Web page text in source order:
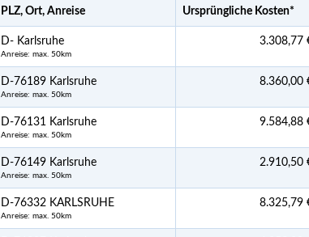
PLZ, Ort, Anreise Ursprüngliche Kosten*
D- Karlsruhe
Anreise: max. 50km
3.308,77
D-76189 Karlsruhe
Anreise: max. 50km
8.360,00
D-76131 Karlsruhe
Anreise: max. 50km
9.584,88
D-76149 Karlsruhe
Anreise: max. 50km
2.910,50
D-76332 KARLSRUHE
Anreise: max. 50km
8.325,79